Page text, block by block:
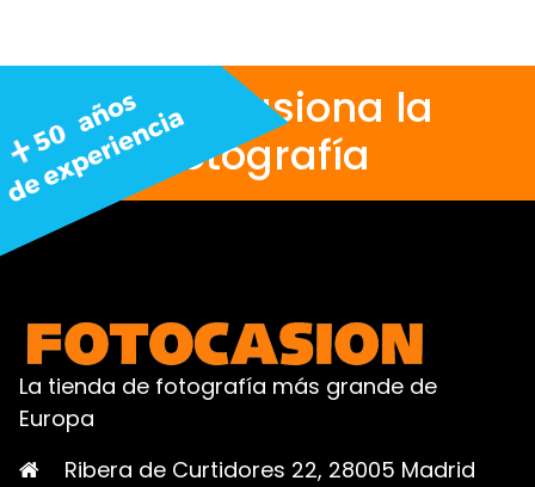
Nos apasiona la
fotografía
La tienda de fotografía más grande de
Europa
Ribera de Curtidores 22, 28005 Madrid